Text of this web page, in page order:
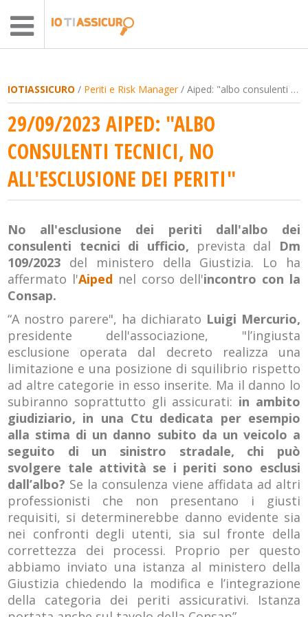
IOTIASSICURO / Periti e Risk Manager/ Aiped: "albo consulenti tecnici, no all'esclusione dei periti"
29/09/2023 AIPED: "ALBO
CONSULENTI TECNICI, NO
ALL'ESCLUSIONE DEI PERITI"
No all'esclusione dei periti dall'albo dei
consulenti tecnici di ufficio, prevista dal Dm
109/2023 del ministero della Giustizia. Lo ha
affermato l'Aiped nel corso dell'incontro con la
Consap.
“A nostro parere", ha dichiarato Luigi Mercurio,
presidente dell'associazione, "l’ingiusta
esclusione operata dal decreto realizza una
limitazione e una posizione di squilibrio rispetto
ad altre categorie in esso inserite. Ma il danno lo
subiranno soprattutto gli assicurati: in ambito
giudiziario, in una Ctu dedicata per esempio
alla stima di un danno subito da un veicolo a
seguito di un sinistro stradale, chi può
svolgere tale attività se i periti sono esclusi
dall’albo? Se la consulenza viene affidata ad altri
professionisti che non presentano i giusti
requisiti, si determinerebbe danno evidente sia
nei confronti degli utenti, sia sul fronte della
correttezza dei processi. Proprio per questo
abbiamo inviato una istanza al ministero della
Giustizia chiedendo la modifica e l’integrazione
della categoria dei periti assicurativi. Istanza